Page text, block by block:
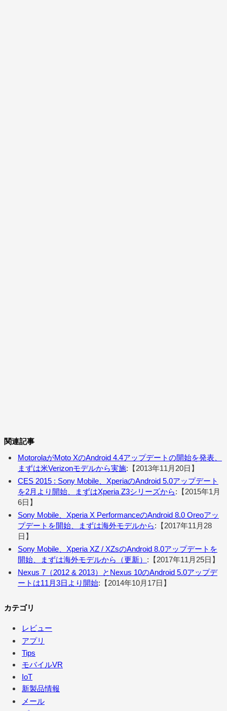
関連記事
MotorolaがMoto XのAndroid 4.4アップデートの開始を発表、
まずは米Verizonモデルから実施:【2013年11月20日】
CES 2015 : Sony Mobile、XperiaのAndroid 5.0アップデート
を2月より開始、まずはXperia Z3シリーズから:【2015年1月
6日】
Sony Mobile、Xperia X PerformanceのAndroid 8.0 Oreoアッ
プデートを開始、まずは海外モデルから:【2017年11月28
日】
Sony Mobile、Xperia XZ / XZsのAndroid 8.0アップデートを
開始、まずは海外モデルから（更新） :【2017年11月25日】
Nexus 7（2012 & 2013）とNexus 10のAndroid 5.0アップデ
ートは11月3日より開始:【2014年10月17日】
カテゴリ
レビュー
アプリ
Tips
モバイルVR
IoT
新製品情報
メール